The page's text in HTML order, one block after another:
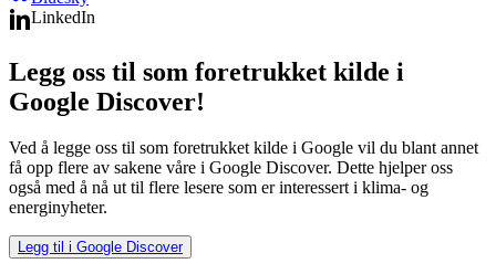
LinkedIn
Legg oss til som foretrukket kilde i
Google Discover!
Ved å legge oss til som foretrukket kilde i Google vil du blant annet
få opp flere av sakene våre i Google Discover. Dette hjelper oss
også med å nå ut til flere lesere som er interessert i klima- og
energinyheter.
Legg til i Google Discover